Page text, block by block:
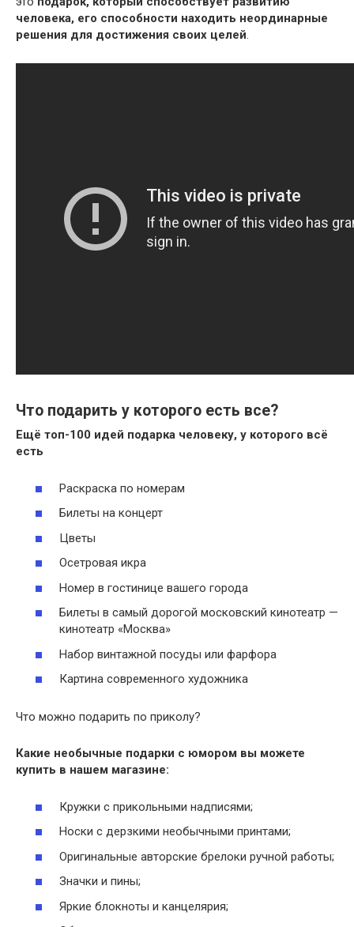
человека, его способности находить неординарные
решения для достижения своих целей.
Что подарить у которого есть все?
Ещё топ-100 идей подарка человеку, у которого всё
есть
Раскраска по номерам
Билеты на концерт
Цветы
Осетровая икра
Номер в гостинице вашего города
Билеты в самый дорогой московский кинотеатр —
кинотеатр «Москва»
Набор винтажной посуды или фарфора
Картина современного художника
Что можно подарить по приколу?
Какие необычные подарки с юмором вы можете
купить в нашем магазине:
Кружки с прикольными надписями;
Носки с дерзкими необычными принтами;
Оригинальные авторские брелоки ручной работы;
Значки и пины;
Яркие блокноты и канцелярия;